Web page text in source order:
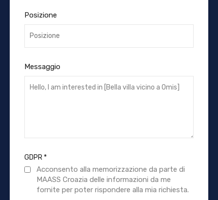
Posizione
Messaggio
GDPR*
Acconsento alla memorizzazione da parte di
MAASS Croazia delle informazioni da me
fornite per poter rispondere alla mia richiesta.